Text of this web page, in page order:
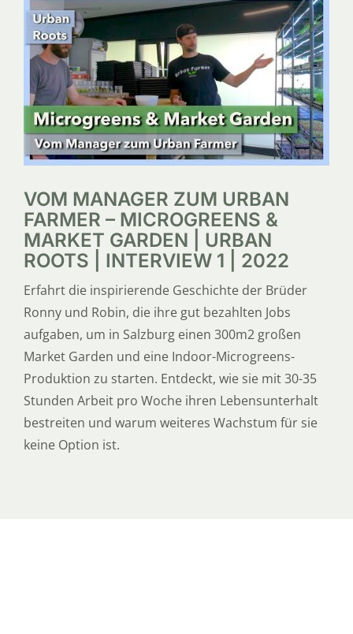
SERVICE
ÜBER UNS
VOM MANAGER ZUM URBAN
FARMER – MICROGREENS &
MARKET GARDEN | URBAN
ROOTS | INTERVIEW 1 | 2022
Erfahrt die inspirierende Geschichte der Brüder
Ronny und Robin, die ihre gut bezahlten Jobs
aufgaben, um in Salzburg einen 300m2 großen
Market Garden und eine Indoor-Microgreens-
Produktion zu starten. Entdeckt, wie sie mit 30-35
Stunden Arbeit pro Woche ihren Lebensunterhalt
bestreiten und warum weiteres Wachstum für sie
keine Option ist.